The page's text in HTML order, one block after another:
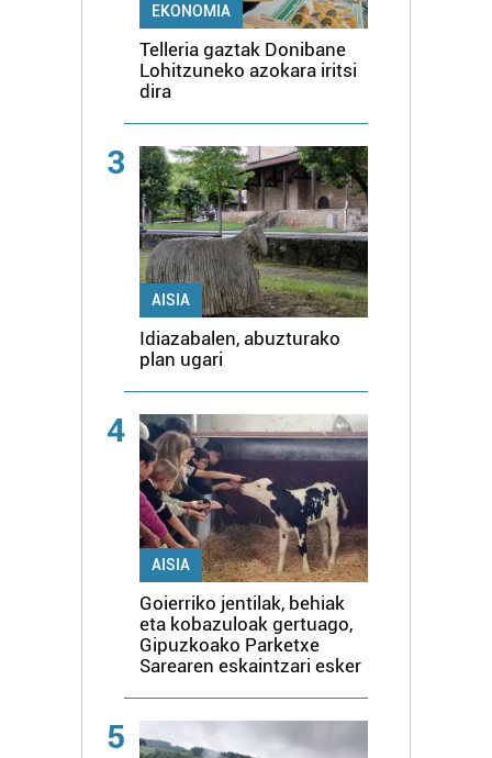
EKONOMIA
Telleria gaztak Donibane
Lohitzuneko azokara iritsi
dira
3
AISIA
Idiazabalen, abuzturako
plan ugari
4
AISIA
Goierriko jentilak, behiak
eta kobazuloak gertuago,
Gipuzkoako Parketxe
Sarearen eskaintzari esker
5